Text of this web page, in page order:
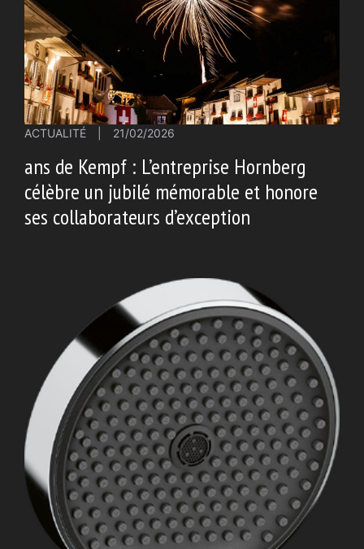
ACTUALITÉ 21/02/2026
ans de Kempf : L’entreprise Hornberg
célèbre un jubilé mémorable et honore
ses collaborateurs d’exception